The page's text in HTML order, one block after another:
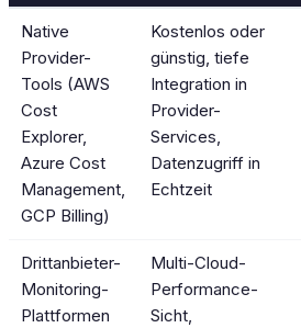
Native
Provider-
Tools (AWS
Cost
Explorer,
Azure Cost
Management,
GCP Billing)
Kostenlos oder
günstig, tiefe
Integration in
Provider-
Services,
Datenzugriff in
Echtzeit
Drittanbieter-
Monitoring-
Plattformen
Multi-Cloud-
Performance-
Sicht,